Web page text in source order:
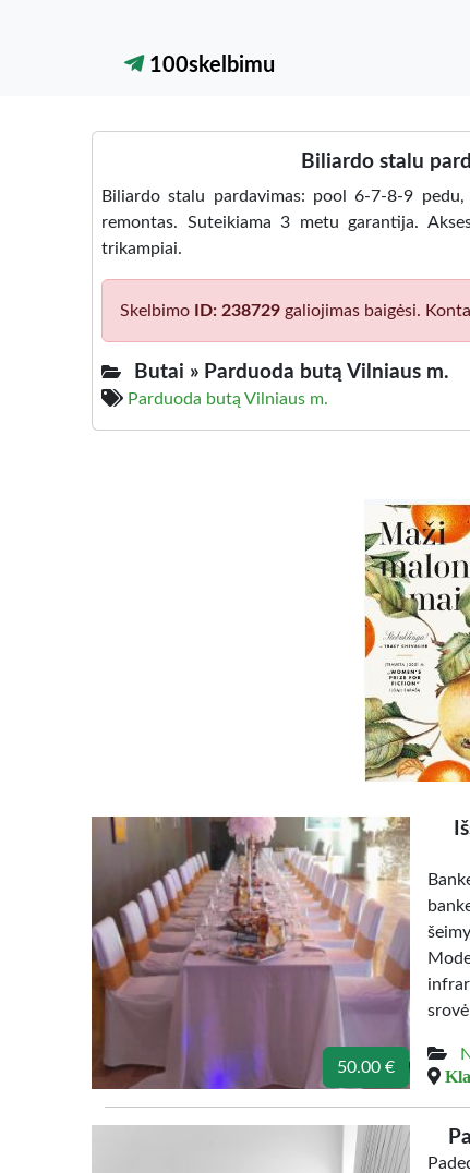
100skelbimu
Biliardo stalu
Biliardo stalu pardavimas: pool 6-7-8-9
remontas. Suteikiama 3 metu garantija.
trikampiai.
Skelbimo ID: 238729 galiojimas baigėsi.
Butai » Parduoda butą Vilniaus m.
Parduoda butą Vilniaus m.
50.00 €